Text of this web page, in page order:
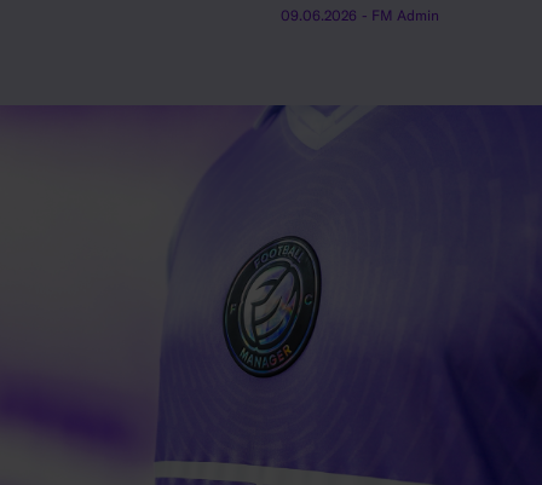
09.06.2026 - FM Admin